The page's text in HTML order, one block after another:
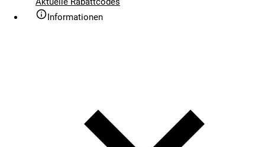
Informationen